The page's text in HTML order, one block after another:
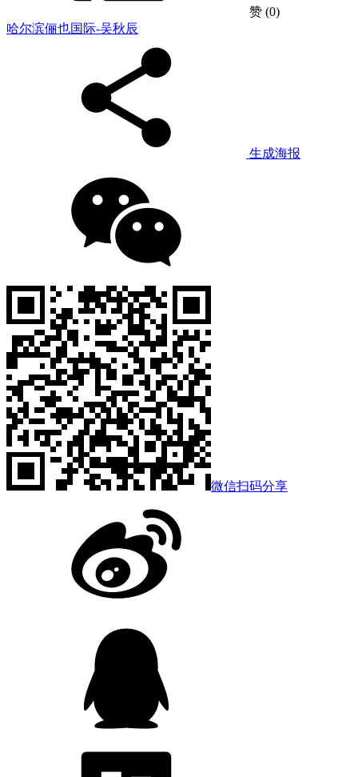
赞 (0)
哈尔滨俪也国际-吴秋辰
生成海报
微信扫码分享